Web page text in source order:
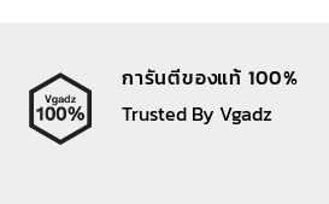
การันตีของแท้ 100%
Trusted By Vgadz